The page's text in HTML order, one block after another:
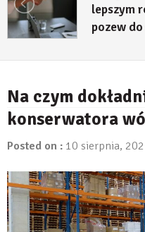
lepszym
pozew
Na czym
konserwatora
Posted on : 10 sierpnia,